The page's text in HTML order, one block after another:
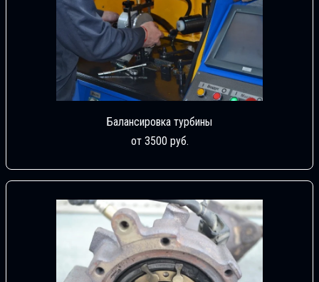
Балансировка турбины
от 3500 руб.